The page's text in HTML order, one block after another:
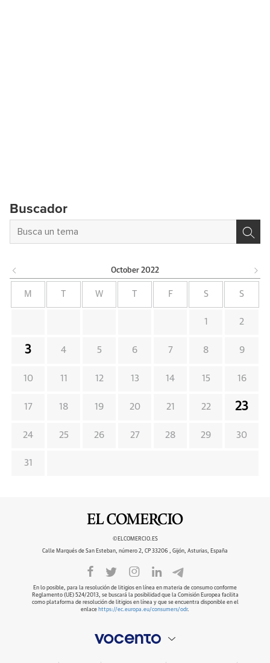
Buscador
October 2022
M W F S S
1 2
3 4 5 6 7 8 9
10 11 12 13 14 15 16
17 18 19 20 21 22 23
24 25 26 27 28 29 30
31
©ELCOMERCIO.ES
Calle Marqués de San Esteban, número 2, CP 33206 , Gijón, Asturias, España
En lo posible, para la resolución de litigios en línea en materia de consumo conforme
Reglamento (UE) 524/2013, se buscará la posibilidad que la Comisión Europea facilita
como plataforma de resolución de litigios en línea y que se encuentra disponible en el
enlace https://ec.europa.eu/consumers/odr.